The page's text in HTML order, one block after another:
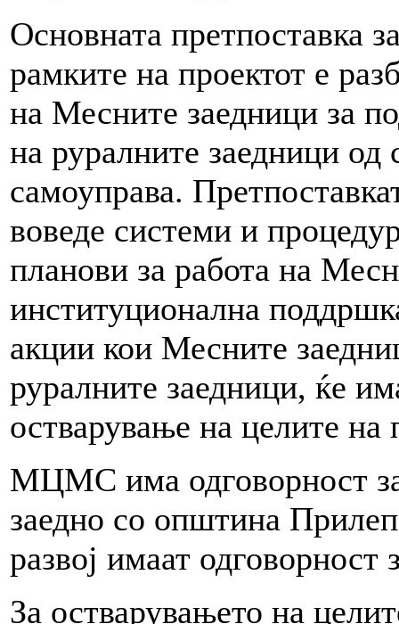
Основната претпоставка
рамките на проектот е
на Месните заедници за
на руралните заедници од
самоуправа.
воведе системи и
планови за работа на
институционална
акции кои Месните
руралните заедници, ќе
остварување на целите на
МЦМС има одговорност
заедно со општина
развој имаат одговорност
За остварувањето на